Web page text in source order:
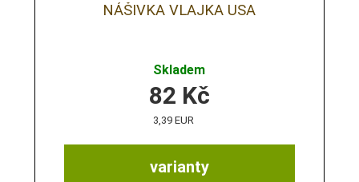
NÁŠIVKA VLAJKA USA
Skladem
varianty
82 Kč
3,39 EUR